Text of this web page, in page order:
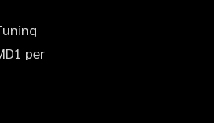
uning
D1 per